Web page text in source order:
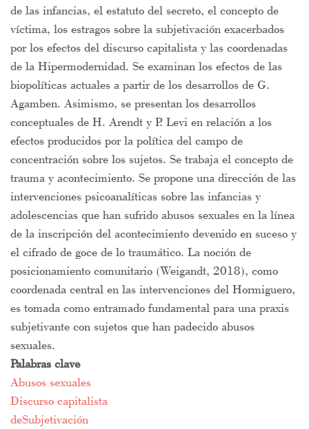
de las infancias, el estatuto del secreto, el concepto de
víctima, los estragos sobre la subjetivación exacerbados
por los efectos del discurso capitalista y las coordenadas
de la Hipermodernidad. Se examinan los efectos de las
biopolíticas actuales a partir de los desarrollos de G.
Agamben. Asimismo, se presentan los desarrollos
conceptuales de H. Arendt y P. Levi en relación a los
efectos producidos por la política del campo de
concentración sobre los sujetos. Se trabaja el concepto de
trauma y acontecimiento. Se propone una dirección de las
intervenciones psicoanalíticas sobre las infancias y
adolescencias que han sufrido abusos sexuales en la línea
de la inscripción del acontecimiento devenido en suceso y
el cifrado de goce de lo traumático. La noción de
posicionamiento comunitario (Weigandt, 2018), como
coordenada central en las intervenciones del Hormiguero,
es tomada como entramado fundamental para una praxis
subjetivante con sujetos que han padecido abusos
sexuales.
Palabras clave
Abusos sexuales
Discurso capitalista
deSubjetivación